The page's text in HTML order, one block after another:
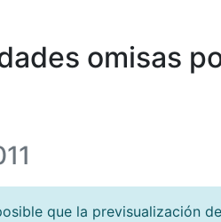
omisas
que la previsualización